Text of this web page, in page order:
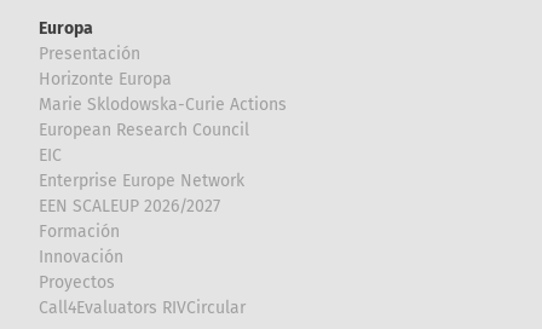
Europa
Presentación
Horizonte Europa
Marie Sklodowska-Curie Actions
European Research Council
EIC
Enterprise Europe Network
EEN SCALEUP 2026/2027
Formación
Innovación
Proyectos
Call4Evaluators RIVCircular